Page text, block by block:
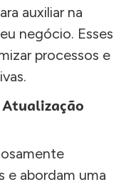
auxiliar na
negócio. Esses
processos e
e abordam uma